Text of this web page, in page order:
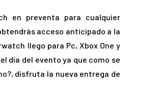
en preventa para cualquier
acceso anticipado a la
llego para Pc, Xbox One y
día del evento ya que como se
disfruta la nueva entrega de